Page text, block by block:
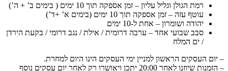
רמת הגולן וגליל עליון – זמן אספקה תוך 10 ימים ( בימים ב’ + ה’)
עוטף עזה – זמן אספקה תוך 10 ימים (בימים א’ +ד’)
יהודה ושומרון – אחת ל-10 ימים
סבב שבועי אחד – ערבה דרומית / אילת / נגב דרומי / בקעת הירדן
/ ים המלח
– יום העסקים הראשון למניין ימי העסקים הינו היום למחרת.
– הזמנות שיוזנו לאחר 20:00 יתכן ויאושרו רק לאחר יום עסקים נוסף